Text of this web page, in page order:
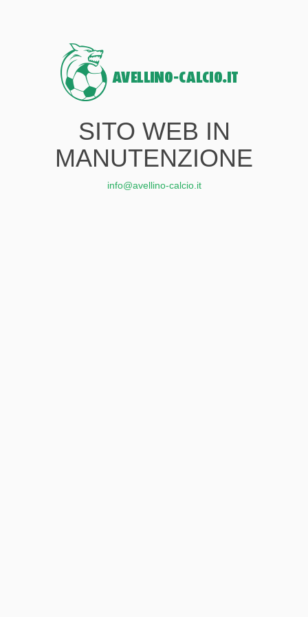
SITO WEB IN
MANUTENZIONE
info@avellino-calcio.it